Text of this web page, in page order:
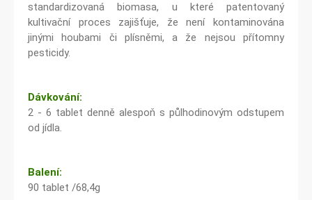
standardizovaná biomasa, u které patentovaný
kultivační proces zajišťuje, že není kontaminována
jinými houbami či plísněmi, a že nejsou přítomny
pesticidy.
Dávkování:
2 - 6 tablet denně alespoň s půlhodinovým odstupem
od jídla.
Balení:
90 tablet /68,4g